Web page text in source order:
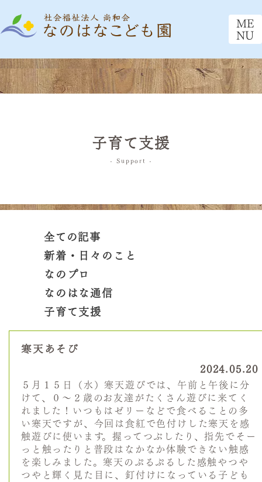
ME
NU
子育て支援
- Support -
全ての記事
新着・日々のこと
なのプロ
なのはな通信
子育て支援
寒天あそび
2024.05.20
５月１５日（水）寒天遊びでは、午前と午後に分
けて、０～２歳のお友達がたくさん遊びに来てく
れました！いつもはゼリーなどで食べることの多
い寒天ですが、今回は食紅で色付けした寒天を感
触遊びに使います。握ってつぶしたり、指先でそー
っと触ったりと普段はなかなか体験できない触感
を楽しみました。寒天のぷるぷるした感触やつや
つやと輝く見た目に、釘付けになっている子ども